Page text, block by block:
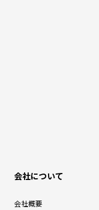
会社について
会社概要